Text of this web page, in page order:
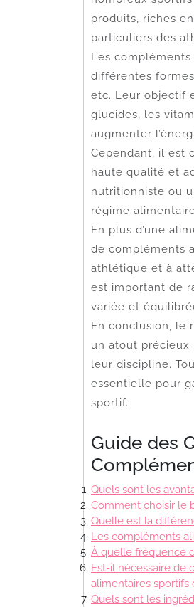
produits, riches
particuliers des
Les
différentes
etc. Leur objectif
glucides, les
augmenter
Cependant, il est
haute qualité et
nutritionniste ou
régime
En plus d’une
de compléments
athlétique et à
est important de
variée et
En conclusion, le
un atout précieux
leur discipline.
essentielle pour
sportif.
Guide des
Quels sont les
Comment choisir le
Quelle est la
Les compléments
À quelle fréquence
Est-il nécessaire de
alimentaires sportifs
Quels sont les